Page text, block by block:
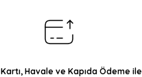
Havale ve Kapıda Ödeme ile